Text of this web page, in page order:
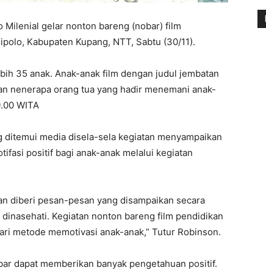
Milenial gelar nonton bareng (nobar) film
Kabupaten Kupang, NTT, Sabtu (30/11).
35 anak. Anak-anak film dengan judul jembatan
nenerapa orang tua yang hadir menemani anak-
WITA
media disela-sela kegiatan menyampaikan
positif bagi anak-anak melalui kegiatan
diberi pesan-pesan yang disampaikan secara
Kegiatan nonton bareng film pendidikan
metode memotivasi anak-anak,” Tutur Robinson.
dapat memberikan banyak pengetahuan positif.